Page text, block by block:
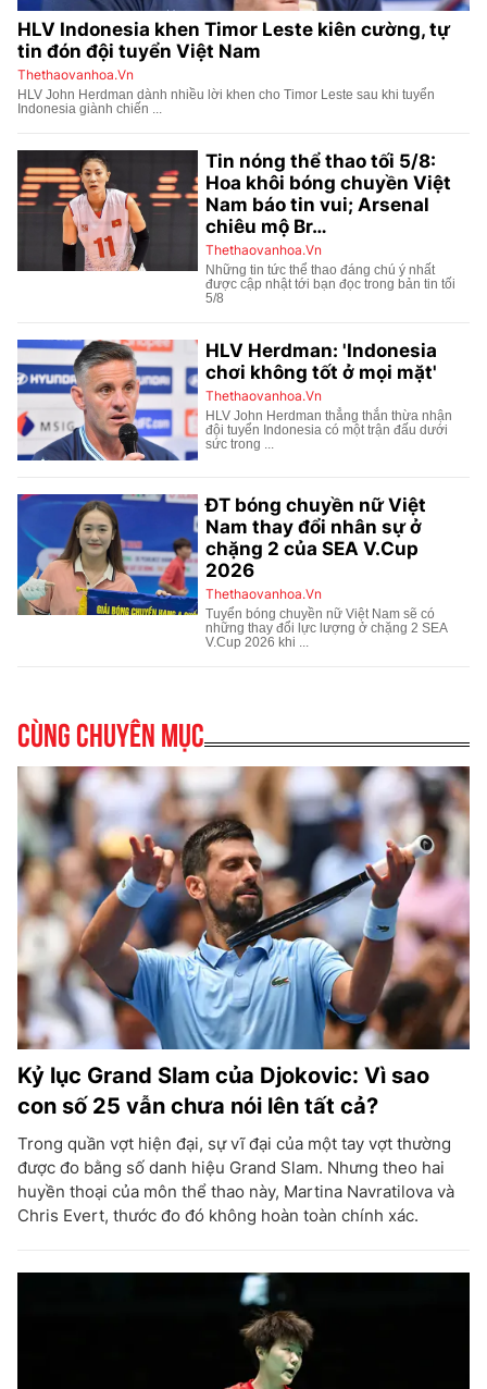
Cùng chuyên mục
Kỷ lục Grand Slam của Djokovic: Vì sao
con số 25 vẫn chưa nói lên tất cả?
Trong quần vợt hiện đại, sự vĩ đại của một tay vợt thường
được đo bằng số danh hiệu Grand Slam. Nhưng theo hai
huyền thoại của môn thể thao này, Martina Navratilova và
Chris Evert, thước đo đó không hoàn toàn chính xác.